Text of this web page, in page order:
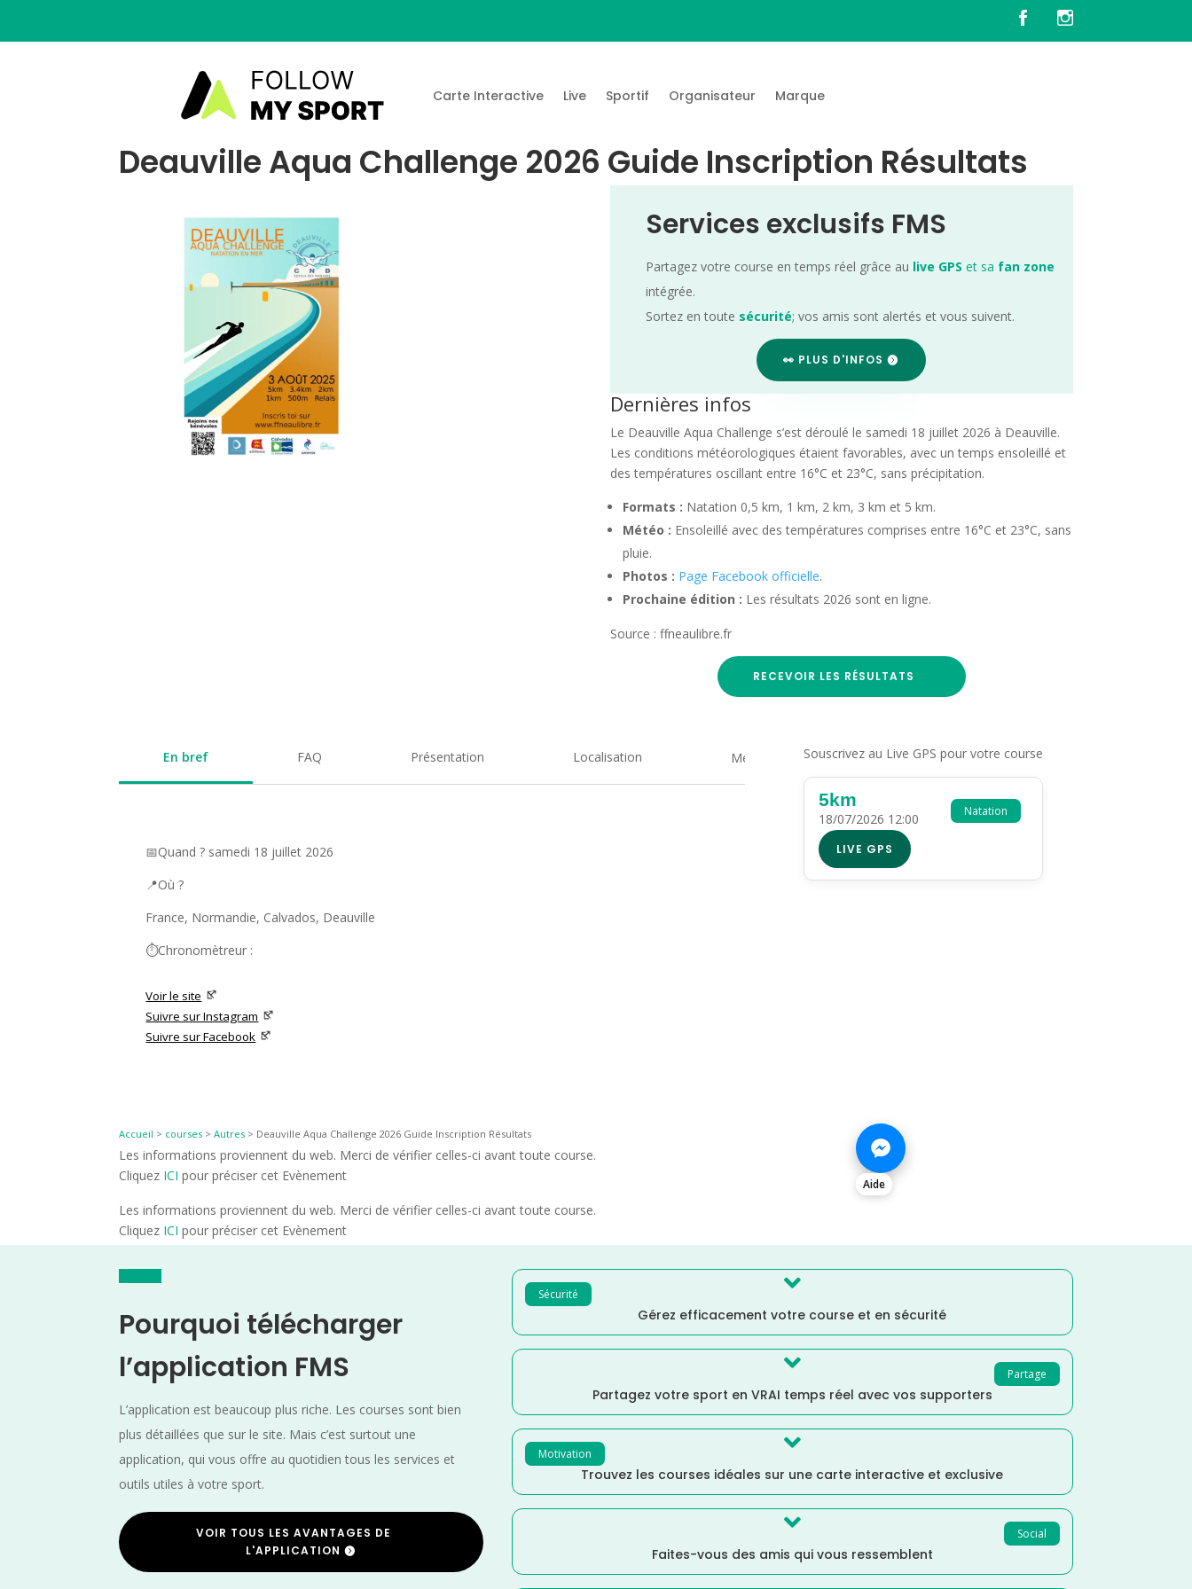
Carte Interactive Live Sportif Organisateur Marque
Deauville Aqua Challenge 2026 Guide Inscription Résultats
Services exclusifs FMS
Partagez votre course en temps réel grâce au live GPS et sa fan zone
intégrée.
Sortez en toute sécurité; vos amis sont alertés et vous suivent.
👀 PLUS D'INFOS
Dernières infos
Le Deauville Aqua Challenge s’est déroulé le samedi 18 juillet 2026 à Deauville.
Les conditions météorologiques étaient favorables, avec un temps ensoleillé et
des températures oscillant entre 16°C et 23°C, sans précipitation.
Formats : Natation 0,5 km, 1 km, 2 km, 3 km et 5 km.
Météo : Ensoleillé avec des températures comprises entre 16°C et 23°C, sans
pluie.
Photos : Page Facebook officielle.
Prochaine édition : Les résultats 2026 sont en ligne.
Source : ffneaulibre.fr
RECEVOIR LES RÉSULTATS
En bref FAQ Présentation Localisation Medias
📅Quand ? samedi 18 juillet 2026
📍Où ?
France, Normandie, Calvados, Deauville
⏱️Chronomètreur :
Voir le site
Suivre sur Instagram
Suivre sur Facebook
Souscrivez au Live GPS pour votre course
Natation
5km
18/07/2026 12:00
LIVE GPS
Accueil > courses >Autres > Deauville Aqua Challenge 2026 Guide Inscription Résultats
Les informations proviennent du web. Merci de vérifier celles-ci avant toute course.
Cliquez ICI pour préciser cet Evènement
Les informations proviennent du web. Merci de vérifier celles-ci avant toute course.
Cliquez ICI pour préciser cet Evènement
Aide
Pourquoi télécharger
l’application FMS
L’application est beaucoup plus riche. Les courses sont bien
plus détaillées que sur le site. Mais c’est surtout une
application, qui vous offre au quotidien tous les services et
outils utiles à votre sport.
VOIR TOUS LES AVANTAGES DE
L'APPLICATION
Sécurité 
Gérez efficacement votre course et en sécurité
Partage

Partagez votre sport en VRAI temps réel avec vos supporters
Motivation 
Trouvez les courses idéales sur une carte interactive et exclusive
Social

Faites-vous des amis qui vous ressemblent